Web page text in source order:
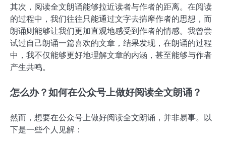
其次，阅读全文朗诵能够拉近读者与作者的距离。在阅读
的过程中，我们往往只能通过文字去揣摩作者的思想，而
朗诵则能够让我们更加直观地感受到作者的情感。我曾尝
试过自己朗诵一篇喜欢的文章，结果发现，在朗诵的过程
中，我不仅能够更好地理解文章的内涵，甚至能够与作者
产生共鸣。
怎么办？如何在公众号上做好阅读全文朗诵？
然而，想要在公众号上做好阅读全文朗诵，并非易事。以
下是一些个人见解：